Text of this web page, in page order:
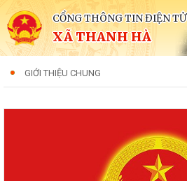
CỔNG THÔNG TIN ĐIỆN TỬ
XÃ THANH HÀ
GIỚI THIỆU CHUNG